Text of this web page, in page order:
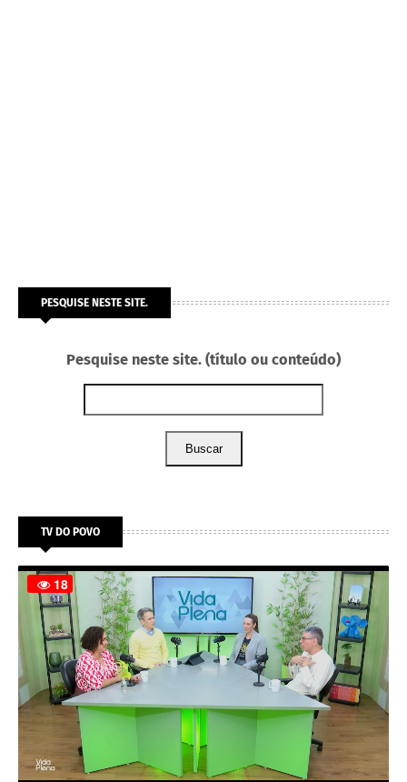
PESQUISE NESTE SITE.
Pesquise neste site. (título ou conteúdo)
Buscar
TV DO POVO